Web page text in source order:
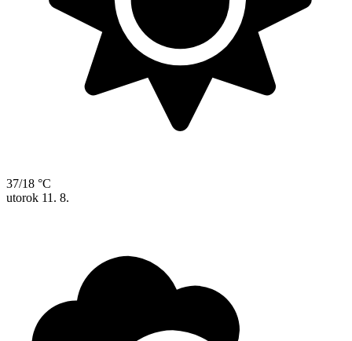
37/18 °C
utorok 11. 8.